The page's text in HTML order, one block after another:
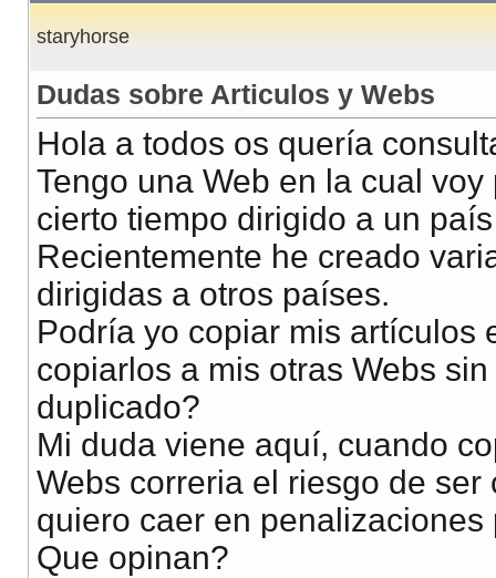
staryhorse
Dudas sobre Articulos y Webs
Hola a todos os quería
Tengo una Web en la cual
cierto tiempo dirigido a un
Recientemente he creado
dirigidas a otros países.
Podría yo copiar mis artículos
copiarlos a mis otras Webs
duplicado?
Mi duda viene aquí, cuando
Webs correria el riesgo de
quiero caer en
Que opinan?